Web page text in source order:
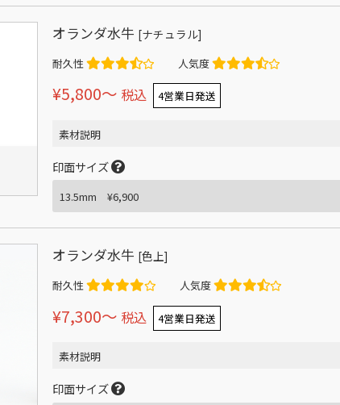
オランダ水牛 [ナチュラル]
耐久性 人気度
¥5,800〜 税込 4営業日発送
素材説明
印面サイズ
オランダ水牛 [色上]
耐久性 人気度
¥7,300〜 税込 4営業日発送
素材説明
印面サイズ